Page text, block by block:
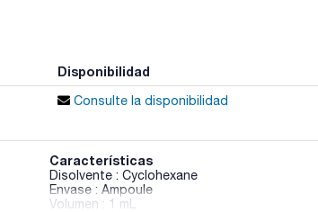
Disponibilidad
Consulte la disponibilidad
Características
Disolvente : Cyclohexane
Envase : Ampoule
Volumen : 1 mL